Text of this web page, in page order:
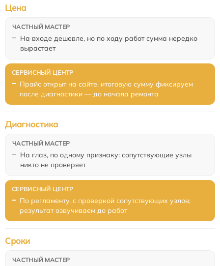
На входе дешевле, но по ходу работ сумма нередко
вырастает
Цена
Прайс открыт на сайте, итоговую сумму фиксируем
после диагностики — до начала ремонта
На глаз, по одному признаку: сопутствующие узлы
никто не проверяет
Диагностика
По регламенту, с проверкой сопутствующих узлов;
результат озвучиваем до работ
Сроки